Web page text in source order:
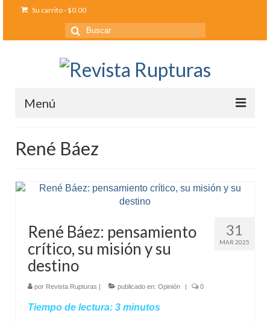
Su carrito-$0.00
Buscar
por:
Menú
Contáctanos
Entreletras
Ciencia
Mundo
Aula Virtual
René Báez
31
MAR 2025
René Báez: pensamiento
crítico, su misión y su
destino
por Revista Rupturas | publicado en: Opinión | 0
Tiempo de lectura: 3 minutos